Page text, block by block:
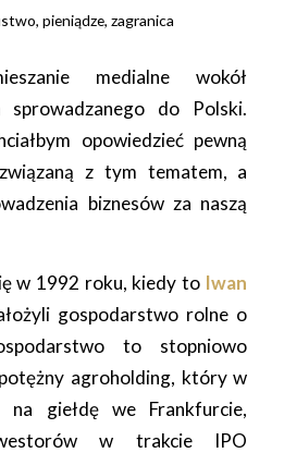
,pieniądze,zagranica
medialne wokół
sprowadzanego do Polski.
opowiedzieć pewną
z tym tematem, a
biznesów za naszą
w 1992 roku, kiedy to Iwan
gospodarstwo rolne o
to stopniowo
agroholding, który w
na giełdę we Frankfurcie,
w trakcie IPO